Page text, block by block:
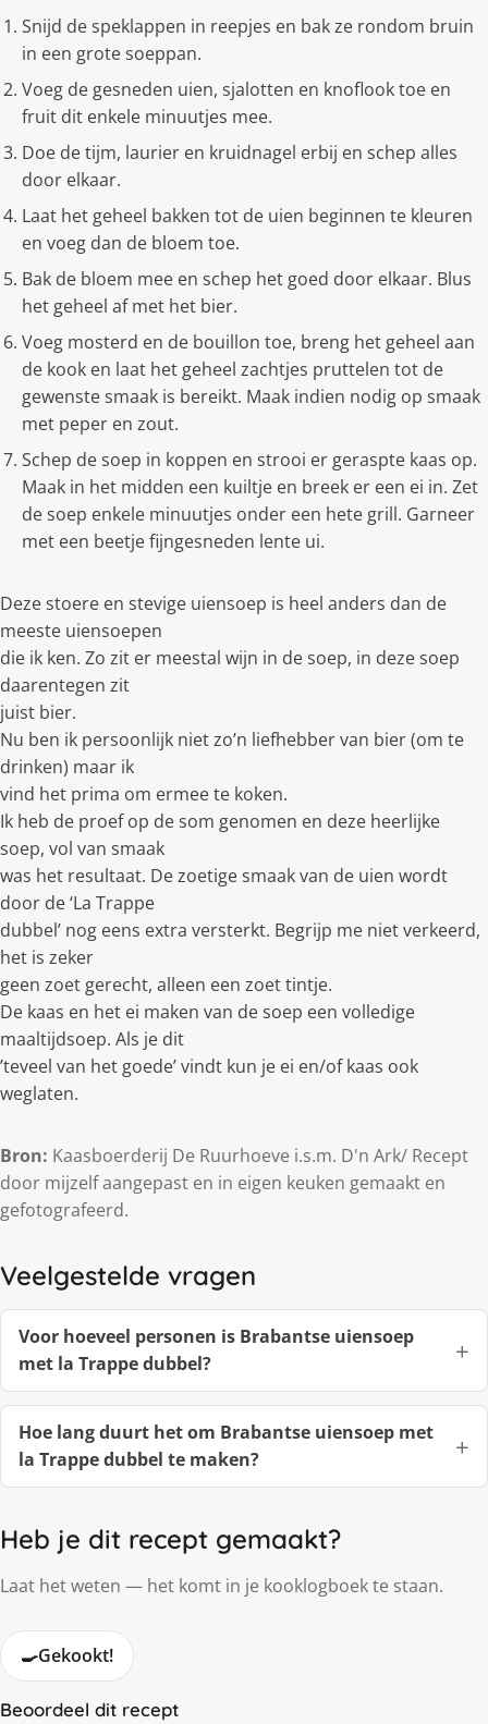
Snĳd de speklappen in reepjes en bak ze rondom bruin
in een grote soeppan.
Voeg de gesneden uien, sjalotten en knoflook toe en
fruit dit enkele minuutjes mee.
Doe de tĳm, laurier en kruidnagel erbĳ en schep alles
door elkaar.
Laat het geheel bakken tot de uien beginnen te kleuren
en voeg dan de bloem toe.
Bak de bloem mee en schep het goed door elkaar. Blus
het geheel af met het bier.
Voeg mosterd en de bouillon toe, breng het geheel aan
de kook en laat het geheel zachtjes pruttelen tot de
gewenste smaak is bereikt. Maak indien nodig op smaak
met peper en zout.
Schep de soep in koppen en strooi er geraspte kaas op.
Maak in het midden een kuiltje en breek er een ei in. Zet
de soep enkele minuutjes onder een hete grill. Garneer
met een beetje fijngesneden lente ui.
Deze stoere en stevige uiensoep is heel anders dan de
meeste uiensoepen
die ik ken. Zo zit er meestal wĳn in de soep, in deze soep
daarentegen zit
juist bier.
Nu ben ik persoonlĳk niet zo’n liefhebber van bier (om te
drinken) maar ik
vind het prima om ermee te koken.
Ik heb de proef op de som genomen en deze heerlĳke
soep, vol van smaak
was het resultaat. De zoetige smaak van de uien wordt
door de ‘La Trappe
dubbel’ nog eens extra versterkt. Begrĳp me niet verkeerd,
het is zeker
geen zoet gerecht, alleen een zoet tintje.
De kaas en het ei maken van de soep een volledige
maaltĳdsoep. Als je dit
’teveel van het goede’ vindt kun je ei en/of kaas ook
weglaten.
Bron: Kaasboerderĳ De Ruurhoeve i.s.m. D'n Ark/ Recept
door mĳzelf aangepast en in eigen keuken gemaakt en
gefotografeerd.
Veelgestelde vragen
Voor hoeveel personen is Brabantse uiensoep
met la Trappe dubbel?
Hoe lang duurt het om Brabantse uiensoep met
la Trappe dubbel te maken?
Heb je dit recept gemaakt?
Laat het weten — het komt in je kooklogboek te staan.
🍳Gekookt!
Beoordeel dit recept